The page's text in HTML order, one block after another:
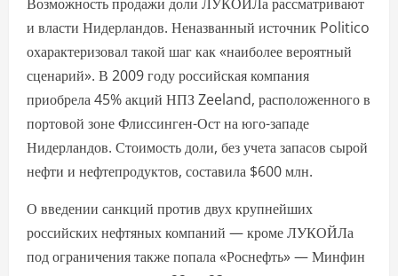
и власти Нидерландов. Неназванный источник Politico
охарактеризовал такой шаг как «наиболее вероятный
сценарий». В 2009 году российская компания
приобрела 45% акций НПЗ Zeeland, расположенного в
портовой зоне Флиссинген-Ост на юго-западе
Нидерландов. Стоимость доли, без учета запасов сырой
нефти и нефтепродуктов, составила $600 млн.
О введении санкций против двух крупнейших
российских нефтяных компаний — кроме ЛУКОЙЛа
под ограничения также попала «Роснефть» — Минфин